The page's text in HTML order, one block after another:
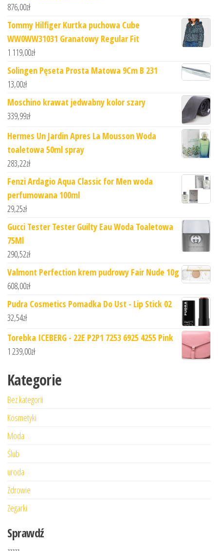
876,00zł
Tommy Hilfiger Kurtka puchowa Cube
WW0WW31031 Granatowy Regular Fit
1 119,00zł
Solingen Pęseta Prosta Matowa 9Cm B 231
13,00zł
Moschino krawat jedwabny kolor szary
339,99zł
Hermes Un Jardin Apres La Mousson Woda
toaletowa 50ml spray
283,22zł
Fenzi Ardagio Aqua Classic for Men woda
perfumowana 100ml
29,25zł
Gucci Tester Tester Guilty Eau Woda Toaletowa
75Ml
290,52zł
Valmont Perfection krem pudrowy Fair Nude 10g
608,00zł
Pudra Cosmetics Pomadka Do Ust - Lip Stick 02
32,54zł
Torebka ICEBERG - 22E P2P1 7253 6925 4255 Pink
1 239,00zł
Kategorie
Bez kategorii
Kosmetyki
Moda
Ślub
uroda
Zdrowie
Zegarki
Sprawdź